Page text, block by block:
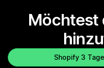
Möchtest
Shopify 3